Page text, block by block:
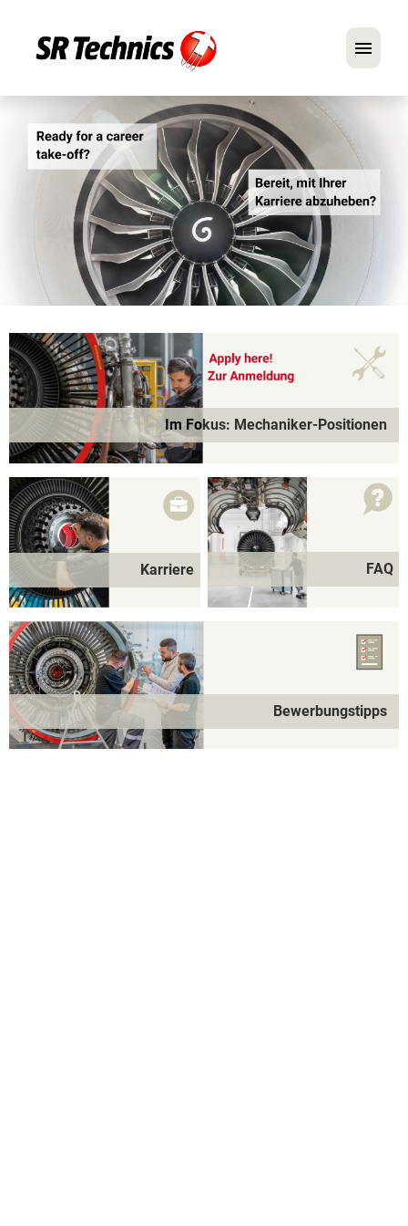
Englisch
Im Fokus: Mechaniker-Positionen
FAQ
Bewerbungstipps
Im Fokus: Mechaniker-Positionen
Karriere FAQ
Bewerbungstipps